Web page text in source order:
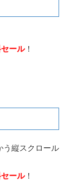
ール！
う縦スクロール
ール！